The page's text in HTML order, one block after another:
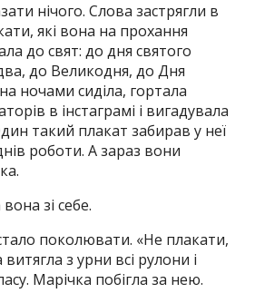
нічого. Слова застрягли в
які вона на прохання
до свят: до дня святого
до Великодня, до Дня
ночами сиділа, гортала
в інстаграмі і вигадувала
такий плакат забирав у неї
роботи. А зараз вони
зі себе.
поколювати. «Не плакати,
з урни всі рулони і
Марічка побігла за нею.